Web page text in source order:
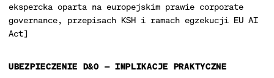
ekspercka oparta na europejskim prawie corporate
governance, przepisach KSH i ramach egzekucji EU AI
Act]
UBEZPIECZENIE D&O — IMPLIKACJE PRAKTYCZNE